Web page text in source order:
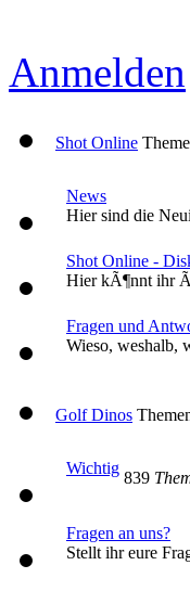
Anmelden
Shot Online
News
Hier sind die
Shot Online -
Hier kÃ¶nnt ihr
Fragen und
Wieso, weshalb,
Golf Dinos
Wichtig
839
Fragen an uns?
Stellt ihr eure